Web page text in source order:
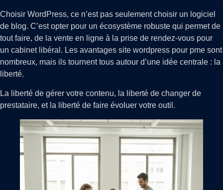
Choisir WordPress, ce n’est pas seulement choisir un logiciel
de blog. C’est opter pour un écosystème robuste qui permet de
tout faire, de la vente en ligne à la prise de rendez-vous pour
un cabinet libéral. Les avantages site wordpress pour pme sont
nombreux, mais ils tournent tous autour d’une idée centrale : la
liberté.
La liberté de gérer votre contenu, la liberté de changer de
prestataire, et la liberté de faire évoluer votre outil.